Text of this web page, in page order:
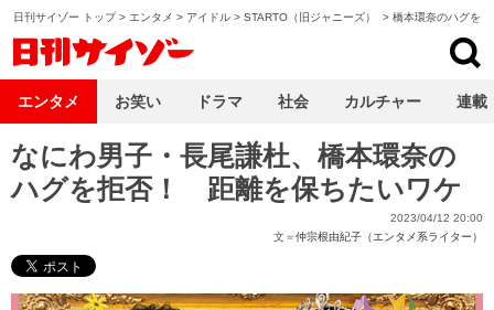
日刊サイゾー トップ> エンタメ > アイドル > STARTO（旧ジャニーズ） > 橋本環奈のハグを拒
なにわ男子・長尾謙杜、橋本環奈の
ハグを拒否！ 距離を保ちたいワケ
2023/04/12 20:00
文＝仲宗根由紀子（エンタメ系ライター）
エンタメ お笑い ドラマ 社会 カルチャー 連載